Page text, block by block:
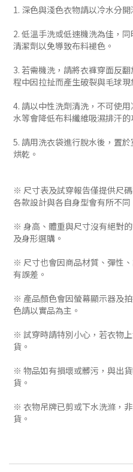
1. 深色與淺色衣物請以冷水分
2. 低溫手洗或低速機洗為佳，
清潔劑以免導致布料褪色。
3. 若需機洗，請將衣褲穿面反
程中因拉扯而產生破裂與毛球現
4. 請以中性洗劑清洗，不可使
水等會降低布料纖維吸濕排汗的
5. 請用洗衣袋進行脫水後，置
烘乾。
※ 尺寸表及試穿報告僅提供尺
各款設計與各自身型會有所不同
※ 身高、體重與尺寸沒有絕對
及身形選購。
※ 尺寸也會因商品材質、彈性
有誤差。
※ 產品顏色會因螢幕顯示器及
色請以實品為主。
※ 試穿時請特別小心，若衣物
貨。
※ 物品如有損壞或髒污，與出
貨。
※ 衣物吊牌已剪或下水洗滌，
貨。